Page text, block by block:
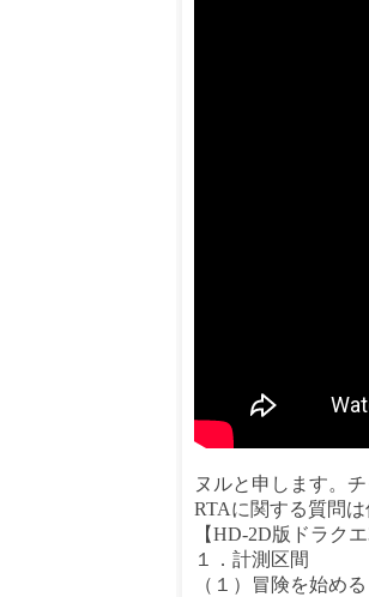
ヌルと申します。
RTAに関する質問
【HD-2D版ドラク
１．計測区間
（１）冒険を始め